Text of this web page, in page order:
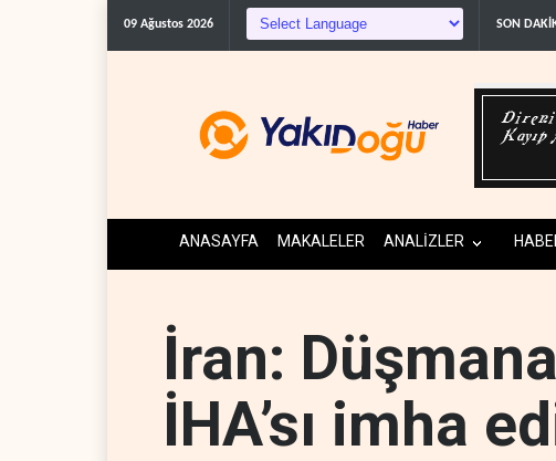
09 Ağustos 2026 SON
ANASAYFA MAKALELER ANALİZLER
İran:
İHA’sı imha